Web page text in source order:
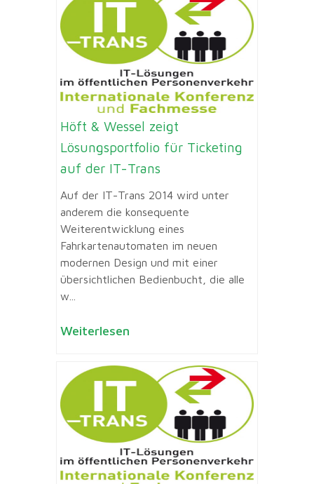
Höft & Wessel zeigt
Lösungsportfolio für Ticketing
auf der IT-Trans
Auf der IT-Trans 2014 wird unter
anderem die konsequente
Weiterentwicklung eines
Fahrkartenautomaten im neuen
modernen Design und mit einer
übersichtlichen Bedienbucht, die alle
w...
Weiterlesen